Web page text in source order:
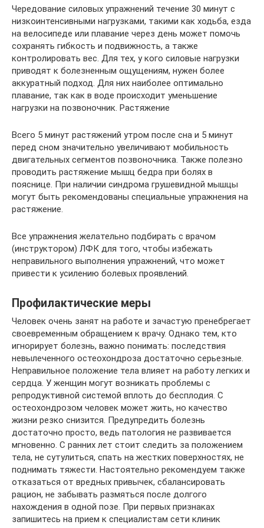
Чередование силовых упражнений течение 30 минут с
низкоинтенсивными нагрузками, такими как ходьба, езда
на велосипеде или плавание через день может помочь
сохранять гибкость и подвижность, а также
контролировать вес. Для тех, у кого силовые нагрузки
приводят к болезненным ощущениям, нужен более
аккуратный подход. Для них наиболее оптимально
плавание, так как в воде происходит уменьшение
нагрузки на позвоночник. Растяжение
Всего 5 минут растяжений утром после сна и 5 минут
перед сном значительно увеличивают мобильность
двигательных сегментов позвоночника. Также полезно
проводить растяжение мышц бедра при болях в
пояснице. При наличии синдрома грушевидной мышцы
могут быть рекомендованы специальные упражнения на
растяжение.
Все упражнения желательно подбирать с врачом
(инструктором) ЛФК для того, чтобы избежать
неправильного выполнения упражнений, что может
привести к усилению болевых проявлений.
Профилактические меры
Человек очень занят на работе и зачастую пренебрегает
своевременным обращением к врачу. Однако тем, кто
игнорирует болезнь, важно понимать: последствия
невылеченного остеохондроза достаточно серьезные.
Неправильное положение тела влияет на работу легких и
сердца. У женщин могут возникать проблемы с
репродуктивной системой вплоть до бесплодия. С
остеохондрозом человек может жить, но качество
жизни резко снизится. Предупредить болезнь
достаточно просто, ведь патология не развивается
мгновенно. С ранних лет стоит следить за положением
тела, не сутулиться, спать на жестких поверхностях, не
поднимать тяжести. Настоятельно рекомендуем также
отказаться от вредных привычек, сбалансировать
рацион, не забывать размяться после долгого
нахождения в одной позе. При первых признаках
запишитесь на прием к специалистам сети клиник